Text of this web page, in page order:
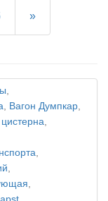
»
,
, Вагон Думпкар,
цистерна,
,
,
,